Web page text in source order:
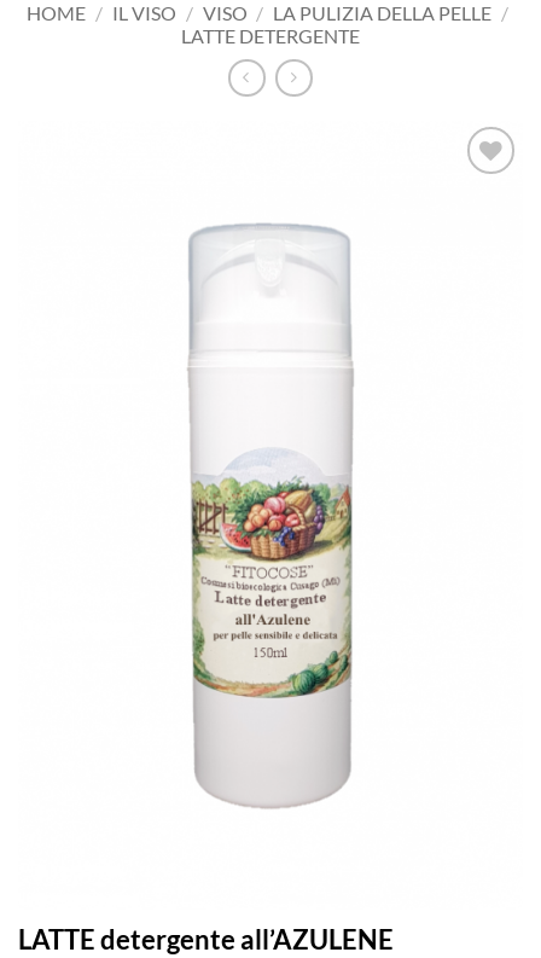
HOME / IL VISO / VISO / LA PULIZIA DELLA PELLE /
LATTE DETERGENTE
LATTE detergente all’AZULENE